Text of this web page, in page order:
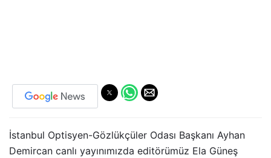
İstanbul Optisyen-Gözlükçüler Odası Başkanı Ayhan
Demircan canlı yayınımızda editörümüz Ela Güneş